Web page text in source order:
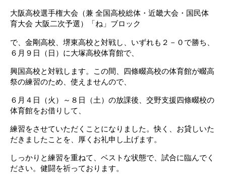
大阪高校選手権大会（兼 全国高校総体・近畿大会・国民体
育大会 大阪二次予選）「ね」ブロック
で、金剛高校、堺東高校と対戦し、いずれも２－０で勝ち、
６月９日（日）に大塚高校体育館で、
興国高校と対戦します。この間、四條畷高校の体育館が畷高
祭の練習のため、使えませんので、
６月４日（火）～８日（土）の放課後、交野支援四條畷校の
体育館をお借りして、
練習をさせていただくことになりました。快く、お貸しいた
だきましたことを、厚くお礼申し上げます。
しっかりと練習を重ねて、ベストな状態で、試合に臨んでく
ださい。健闘を祈っております。